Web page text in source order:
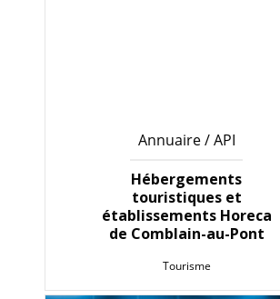
Annuaire / API
Hébergements
touristiques et
établissements Horeca
de Comblain-au-Pont
Tourisme